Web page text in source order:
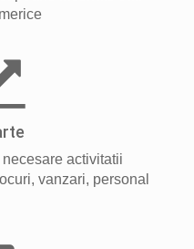
activitatii
vanzari, personal